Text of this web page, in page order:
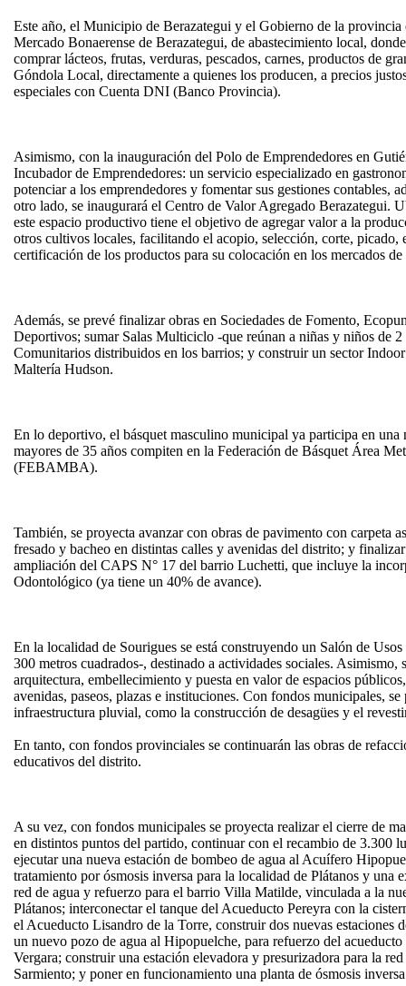
Este año, el Municipio de Berazategui y el Gobierno de la provincia
Mercado Bonaerense de Berazategui, de abastecimiento local,
comprar lácteos, frutas, verduras, pescados, carnes, productos de
Góndola Local, directamente a quienes los producen, a precios
especiales con Cuenta DNI (Banco Provincia).
Asimismo, con la inauguración del Polo de Emprendedores en
Incubador de Emprendedores: un servicio especializado en
potenciar a los emprendedores y fomentar sus gestiones contables,
otro lado, se inaugurará el Centro de Valor Agregado Berazategui.
este espacio productivo tiene el objetivo de agregar valor a la
otros cultivos locales, facilitando el acopio, selección, corte, picado,
certificación de los productos para su colocación en los mercados de
Además, se prevé finalizar obras en Sociedades de Fomento,
Deportivos; sumar Salas Multiciclo -que reúnan a niñas y niños de 2
Comunitarios distribuidos en los barrios; y construir un sector
Maltería Hudson.
En lo deportivo, el básquet masculino municipal ya participa en una
mayores de 35 años compiten en la Federación de Básquet Área
(FEBAMBA).
También, se proyecta avanzar con obras de pavimento con carpeta
fresado y bacheo en distintas calles y avenidas del distrito; y
ampliación del CAPS N° 17 del barrio Luchetti, que incluye la
Odontológico (ya tiene un 40% de avance).
En la localidad de Sourigues se está construyendo un Salón de
300 metros cuadrados-, destinado a actividades sociales. Asimismo,
arquitectura, embellecimiento y puesta en valor de espacios
avenidas, paseos, plazas e instituciones. Con fondos municipales,
infraestructura pluvial, como la construcción de desagües y el
En tanto, con fondos provinciales se continuarán las obras de
educativos del distrito.
A su vez, con fondos municipales se proyecta realizar el cierre de
en distintos puntos del partido, continuar con el recambio de 3.300
ejecutar una nueva estación de bombeo de agua al Acuífero
tratamiento por ósmosis inversa para la localidad de Plátanos y una
red de agua y refuerzo para el barrio Villa Matilde, vinculada a la
Plátanos; interconectar el tanque del Acueducto Pereyra con la
el Acueducto Lisandro de la Torre, construir dos nuevas estaciones
un nuevo pozo de agua al Hipopuelche, para refuerzo del
Vergara; construir una estación elevadora y presurizadora para la
Sarmiento; y poner en funcionamiento una planta de ósmosis